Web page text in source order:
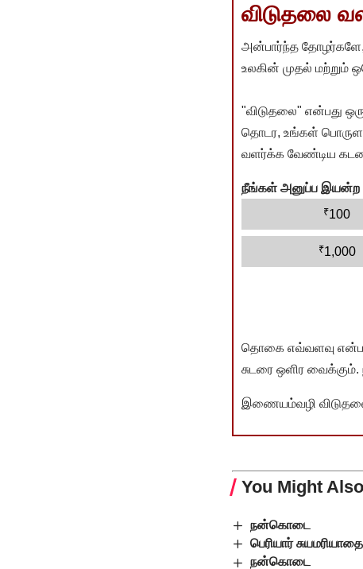
விடுதலை
அன்பார்ந்த தோழர்களே,
உலகின் முதல் மற்றும்
"விடுதலை" என்பது
தொடர, உங்கள்
வளர்க்க வேண்டிய
நீங்கள் அனுப்ப
₹100
₹1,000
தொகை எவ்வளவு
சுடரை ஒளிர வைக்கும்.
இணையம்வழி
You Might
நன்கொடை
பெரியார்
நன்கொடை